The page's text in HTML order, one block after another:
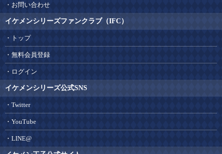
お問い合わせ
イケメンシリーズファンクラブ（IFC）
トップ
無料会員登録
ログイン
イケメンシリーズ公式SNS
Twitter
YouTube
LINE@